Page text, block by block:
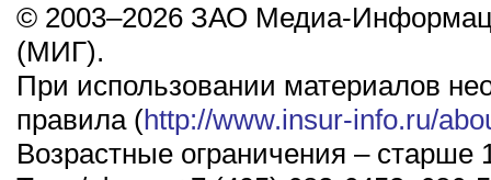
© 2003–2026 ЗАО Медиа-
(МИГ).
При использовании материалов
правила (http://www.insur-info.ru/
Возрастные ограничения – старше